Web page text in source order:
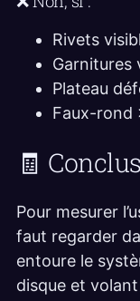
Rivets
Garnitures
Plateau
Faux-rond
🧾
Pour mesurer
faut regarder
entoure le
disque et volant